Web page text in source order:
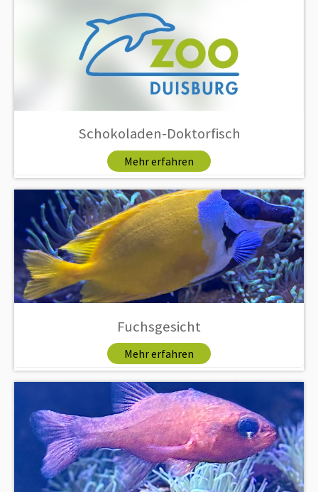
Schokoladen-Doktorfisch
Mehr erfahren
Fuchsgesicht
Mehr erfahren